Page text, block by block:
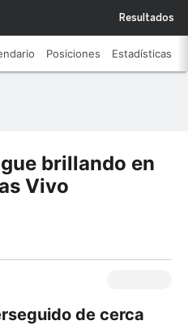
Resultados
Posiciones Estadísticas
brillando en
Vivo
de cerca